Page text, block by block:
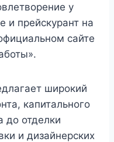
у
и прейскурант на
сайте
широкий
капитального
до отделки
и дизайнерских